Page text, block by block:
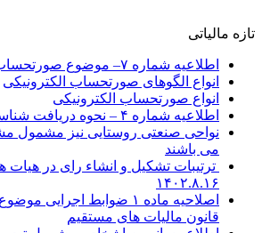
تازه مالیاتی
اطلاعیه شماره ۷– موضوع صورتحساب الکترونیکی
انواع الگوهای صورتحساب الکترونیکی
انواع صورتحساب الکترونیکی
اطلاعیه شماره ۴ – نحوه دریافت شناسه کالا و خدمات
می باشند
ترتیبات تشکیل و انشاء رای در هیات
۱۴۰۲.۸.۱۶
قانون مالیات های مستقیم